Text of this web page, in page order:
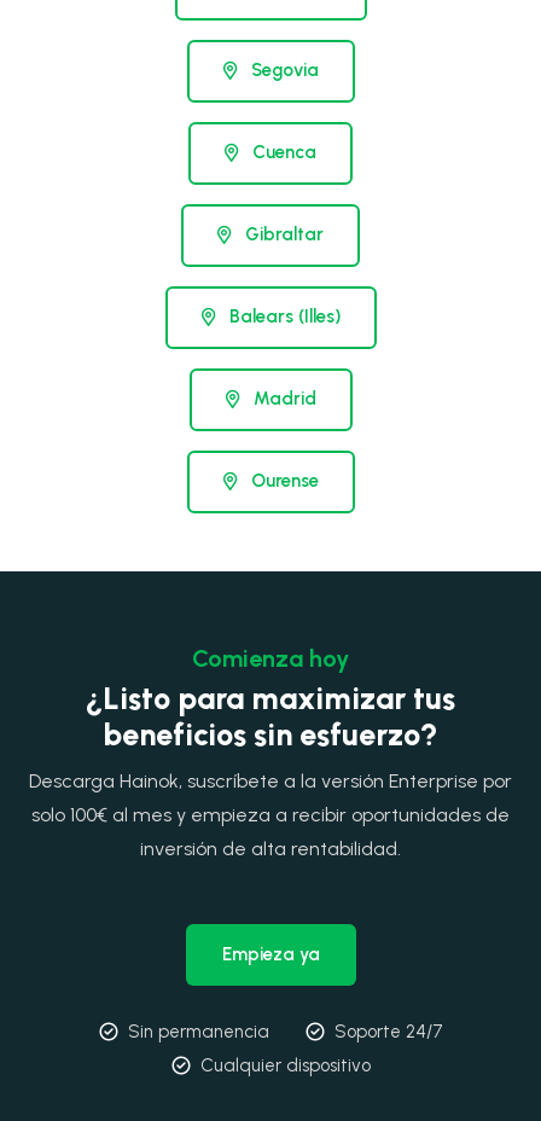
Segovia
Cuenca
Gibraltar
Balears (Illes)
Madrid
Ourense
Comienza hoy
¿Listo para maximizar tus
beneficios sin esfuerzo?
Descarga Hainok, suscríbete a la versión Enterprise por
solo 100€ al mes y empieza a recibir oportunidades de
inversión de alta rentabilidad.
Empieza ya
Sin permanencia
Soporte 24/7
Cualquier dispositivo